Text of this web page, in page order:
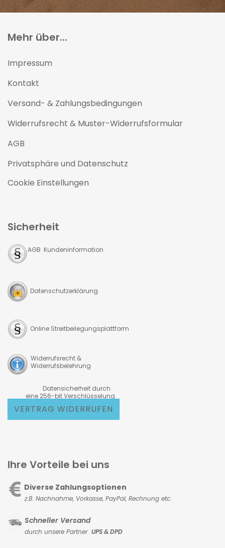
Mehr über...
Impressum
Kontakt
Versand- & Zahlungsbedingungen
Widerrufsrecht & Muster-Widerrufsformular
AGB
Privatsphäre und Datenschutz
Cookie Einstellungen
Sicherheit
AGB Kundeninformation
Datenschutzerklärung
Online Streitbeilegungsplattform
Widerrufsrecht &
Widerrufsbelehrung
Datensicherheit durch
eine 256-bit Verschlüsselung
VERTRAG WIDERRUFEN
Ihre Vorteile bei uns
Diverse Zahlungsoptionen
z.B. Nachnahme, Vorkasse, PayPal, Rechnung etc.
Schneller Versand
durch unsere Partner UPS & DPD